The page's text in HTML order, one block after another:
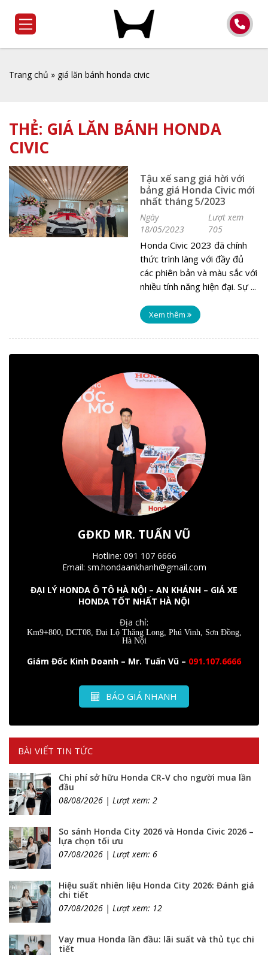
Trang chủ » giá lăn bánh honda civic
THẺ: GIÁ LĂN BÁNH HONDA
CIVIC
Tậu xế sang giá hời với
bảng giá Honda Civic mới
nhất tháng 5/2023
Ngày
18/05/2023
Lượt xem
705
Honda Civic 2023 đã chính
thức trình làng với đầy đủ
các phiên bản và màu sắc với
nhiều tính năng hiện đại. Sự ...
Xem thêm
GĐKD MR. TUẤN VŨ
Hotline: 091 107 6666
Email: sm.hondaankhanh@gmail.com
ĐẠI LÝ HONDA Ô TÔ HÀ NỘI – AN KHÁNH – GIÁ XE
HONDA TỐT NHẤT HÀ NỘI
Địa chỉ:
Km9+800, DCT08, Đại Lộ Thăng Long, Phú Vinh, Sơn Đồng,
Hà Nội
Giám Đốc Kinh Doanh – Mr. Tuấn Vũ – 091.107.6666
BÁO GIÁ NHANH
BÀI VIẾT TIN TỨC
Chi phí sở hữu Honda CR-V cho người mua lần
đầu
08/08/2026 | Lượt xem: 2
So sánh Honda City 2026 và Honda Civic 2026 –
lựa chọn tối ưu
07/08/2026 | Lượt xem: 6
Hiệu suất nhiên liệu Honda City 2026: Đánh giá
chi tiết
07/08/2026 | Lượt xem: 12
Vay mua Honda lần đầu: lãi suất và thủ tục chi
tiết